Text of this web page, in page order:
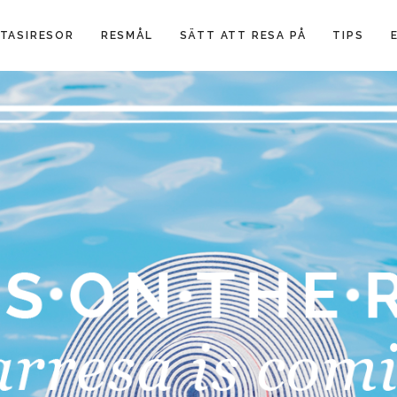
RESMÅL SÄTT ATT RESA PÅ TIPS